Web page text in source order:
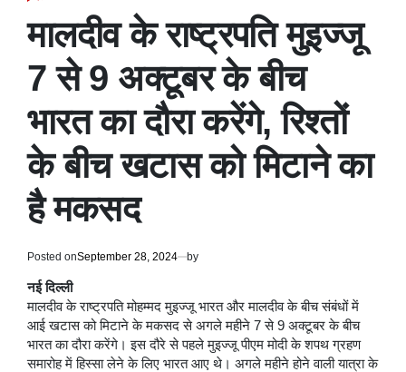
मालदीव के राष्ट्रपति मुइज्जू
7 से 9 अक्टूबर के बीच
भारत का दौरा करेंगे, रिश्तों
के बीच खटास को मिटाने का
है मकसद
Posted onSeptember 28, 2024 by
नई दिल्ली
मालदीव के राष्ट्रपति मोहम्मद मुइज्जू भारत और मालदीव के बीच संबंधों में
आई खटास को मिटाने के मकसद से अगले महीने 7 से 9 अक्टूबर के बीच
भारत का दौरा करेंगे। इस दौरे से पहले मुइज्जू पीएम मोदी के शपथ ग्रहण
समारोह में हिस्सा लेने के लिए भारत आए थे। अगले महीने होने वाली यात्रा के